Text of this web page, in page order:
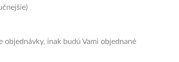
objednávky, inak budú Vami objednané